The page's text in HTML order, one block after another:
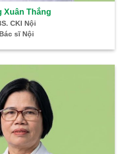
Xuân Thắng
CKI Nội
Bác sĩ Nội